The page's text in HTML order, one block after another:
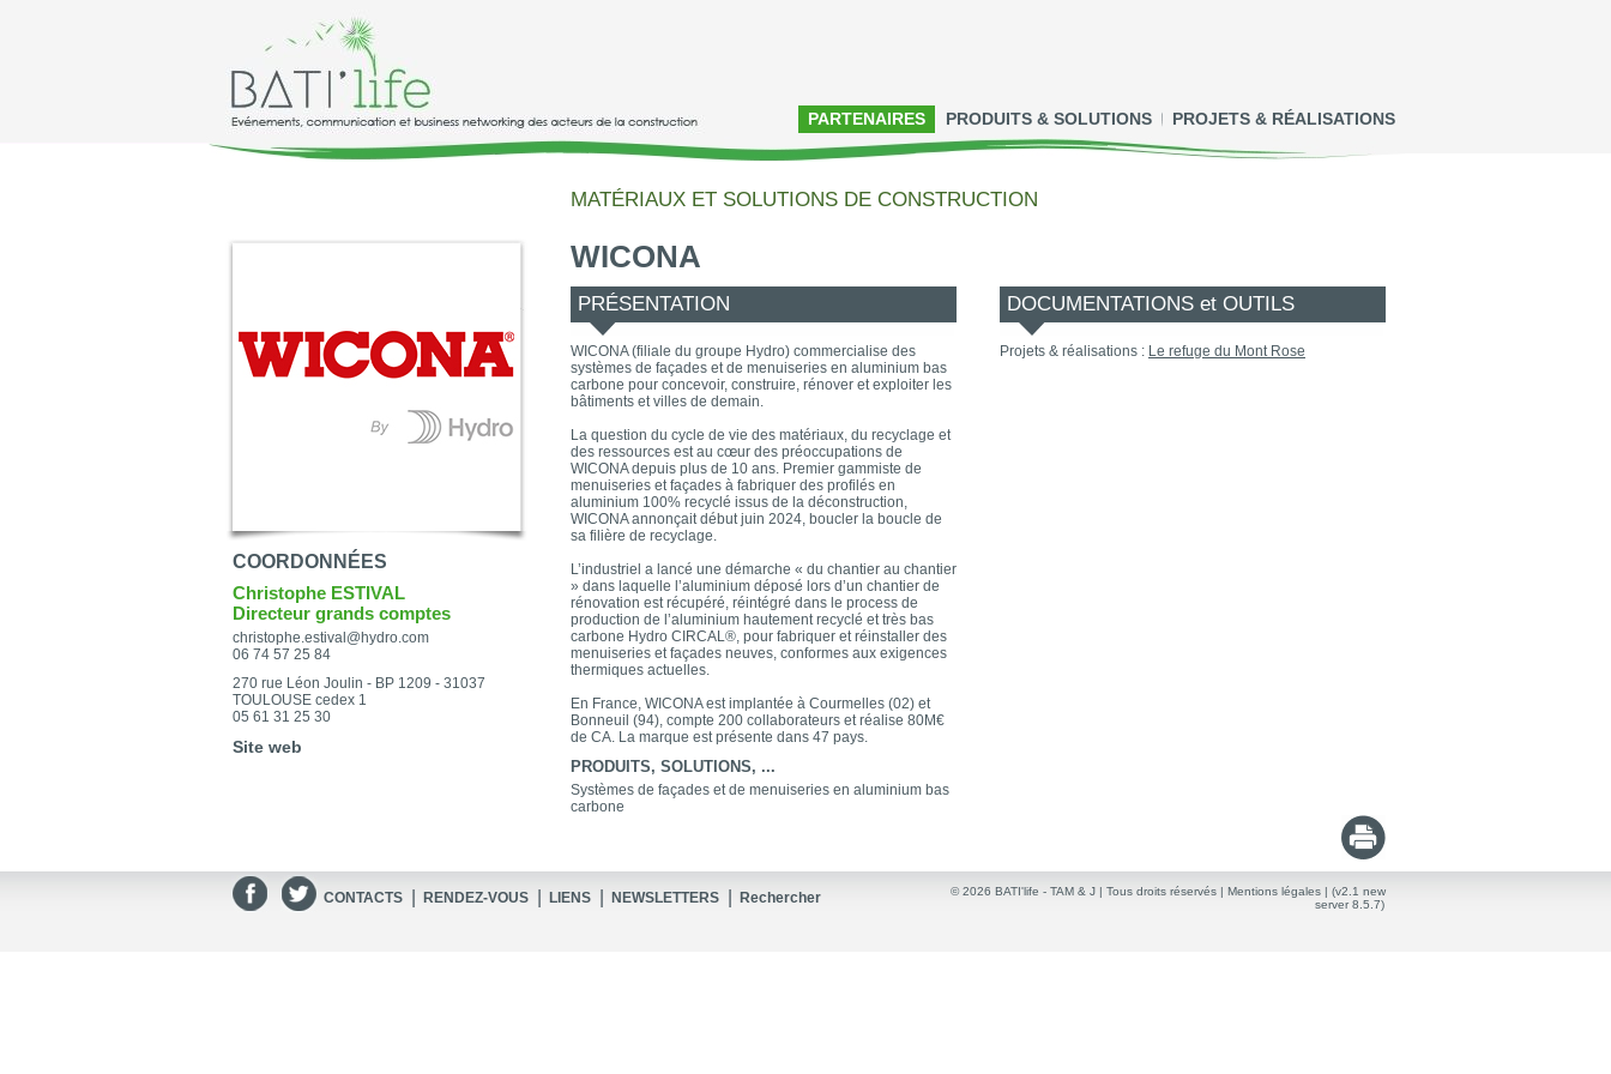
PARTENAIRES PRODUITS & SOLUTIONS PROJETS & RÉALISATIONS
MATÉRIAUX ET SOLUTIONS DE CONSTRUCTION
COORDONNÉES
Christophe ESTIVAL
Directeur grands comptes
christophe.estival@hydro.com
06 74 57 25 84
270 rue Léon Joulin - BP 1209 - 31037
TOULOUSE cedex 1
05 61 31 25 30
Site web
WICONA
PRÉSENTATION
WICONA (filiale du groupe Hydro) commercialise des
systèmes de façades et de menuiseries en aluminium bas
carbone pour concevoir, construire, rénover et exploiter les
bâtiments et villes de demain.
La question du cycle de vie des matériaux, du recyclage et
des ressources est au cœur des préoccupations de
WICONA depuis plus de 10 ans. Premier gammiste de
menuiseries et façades à fabriquer des profilés en
aluminium 100% recyclé issus de la déconstruction,
WICONA annonçait début juin 2024, boucler la boucle de
sa filière de recyclage.
L’industriel a lancé une démarche « du chantier au chantier
» dans laquelle l’aluminium déposé lors d’un chantier de
rénovation est récupéré, réintégré dans le process de
production de l’aluminium hautement recyclé et très bas
carbone Hydro CIRCAL®, pour fabriquer et réinstaller des
menuiseries et façades neuves, conformes aux exigences
thermiques actuelles.
En France, WICONA est implantée à Courmelles (02) et
Bonneuil (94), compte 200 collaborateurs et réalise 80M€
de CA. La marque est présente dans 47 pays.
PRODUITS, SOLUTIONS, ...
Systèmes de façades et de menuiseries en aluminium bas
carbone
DOCUMENTATIONS et OUTILS
Projets & réalisations : Le refuge du Mont Rose
CONTACTS RENDEZ-VOUS LIENS NEWSLETTERS Rechercher © 2026 BATI'life - TAM & J | Tous droits réservés | Mentions légales | (v2.1 new
server 8.5.7)